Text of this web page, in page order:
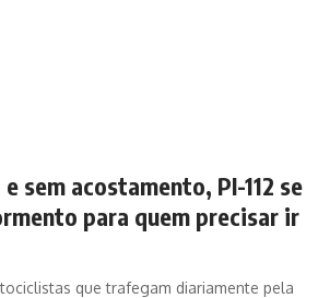
sem acostamento, PI-112 se
para quem precisar ir
que trafegam diariamente pela